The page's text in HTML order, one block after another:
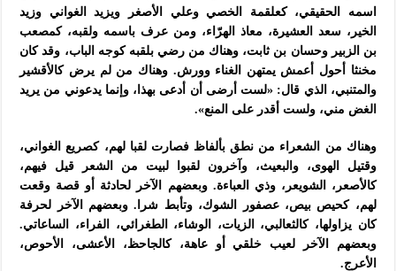
اسمه الحقيقي، كعلقمة الخصي وعلي الأصغر ويزيد الغواني وزيد
الخير، سعد العشيرة، معاذ الهرّاء، ومن عرف باسمه ولقبه، كمصعب
بن الزبير وحسان بن ثابت، وهناك من رضي بلقبه كوجه الباب، وقد كان
مخنثا أحول أعمش يمتهن الغناء وورش. وهناك من لم يرض كالأقشير
والمتنبي، الذي قال: «لست أرضى أن أدعى بهذا، وإنما يدعوني من يريد
الغض مني، ولست أقدر على المنع».
وهناك من الشعراء من نطق بألفاظ فصارت لقبا لهم، كصريع الغواني،
وقتيل الهوى، والبعيث، وآخرون لقبوا لبيت من الشعر قيل فيهم،
كالأصعر، الشويعر، وذي العباءة. وبعضهم الآخر لحادثة أو قصة وقعت
لهم، كحيص بيص، عصفور الشوك، وتأبط شرا. وبعضهم الآخر لحرفة
كان يزاولها، كالثعالبي، الزيات، الوشاء، الطغرائي، الفراء، الساعاتي.
وبعضهم الآخر لعيب خلقي أو عاهة، كالجاحظ، الأعشى، الأحوص،
الأعرج.